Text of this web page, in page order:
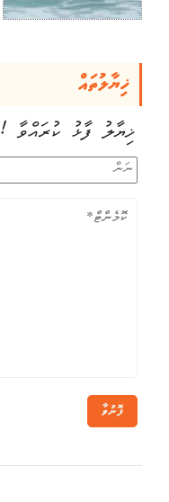
ޚިޔާލުތައް
ޚިޔާލު ފާޅު ކުރައްވާ !
ފޮނުވާ